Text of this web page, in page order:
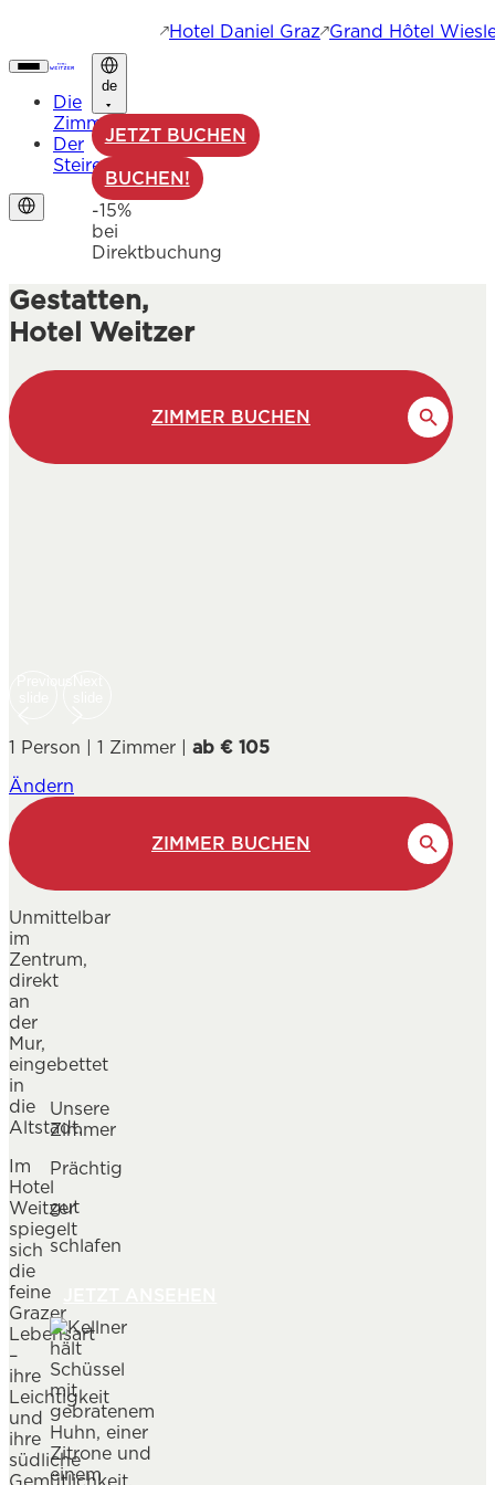
Hotel Daniel Graz Grand Hôtel
Die
Zimmer
Der
Steirer
de
JETZT BUCHEN
BUCHEN!
-15%
bei
Direktbuchung
Gestatten,
Hotel Weitzer
ZIMMER BUCHEN
1 Person | 1 Zimmer | ab € 105
Ändern
ZIMMER BUCHEN
Unmittelbar
im
Zentrum,
direkt
an
der
Mur,
eingebettet
in
die
Altstadt.
Im
Hotel
Weitzer
spiegelt
sich
die
feine
Grazer
Lebensart
–
ihre
Leichtigkeit
und
ihre
südliche
Unsere
Zimmer
Prächtig
gut
schlafen